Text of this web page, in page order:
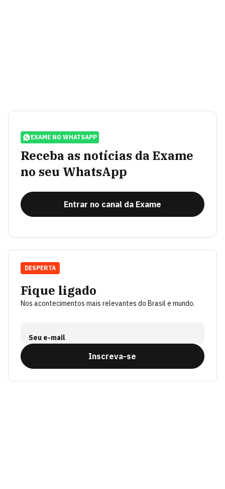
EXAME NO WHATSAPP
Receba as notícias da Exame
no seu WhatsApp
Entrar no canal da Exame
Fique ligado
Nos acontecimentos mais relevantes do Brasil e mundo.
Seu e-mail
Inscreva-se
DESPERTA